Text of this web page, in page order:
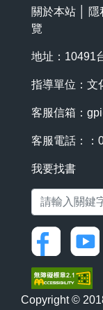
關於本站 隱
覽
地址：10491
指導單位：文
客服信箱：
客服電話：：
我要找書
Copyright ©